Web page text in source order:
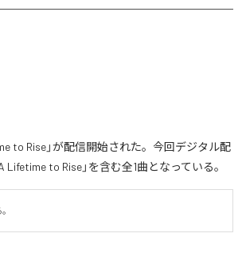
to Rise」が配信開始された。今回デジタル配
Lifetime to Rise」を含む全1曲となっている。